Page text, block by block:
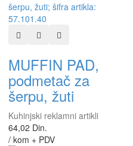
Dodaj u listu želja
Dodaj u listu za
MUFFIN PAD,
podmetač za
šerpu, žuti
Kuhinjski reklamni artikli
64,02 Din.
/ kom + PDV